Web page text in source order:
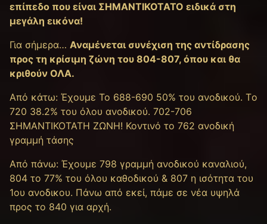
επίπεδο που είναι ΣΗΜΑΝΤΙΚΟΤΑΤΟ ειδικά στη
μεγάλη εικόνα!
Για σήμερα… Αναμένεται συνέχιση της αντίδρασης
προς τη κρίσιμη ζώνη του 804-807, όπου και θα
κριθούν ΟΛΑ.
Από κάτω: Έχουμε Το 688-690 50% του ανοδικού. Tο
720 38.2% του όλου ανοδικού. 702-706
ΣΗΜΑΝΤΙΚΟΤΑΤΗ ΖΩΝΗ! Κοντινό το 762 ανοδική
γραμμή τάσης
Από πάνω: Έχουμε 798 γραμμή ανοδικού καναλιού,
804 το 77% του όλου καθοδικού & 807 η ισότητα του
1ου ανοδικου. Πάνω από εκεί, πάμε σε νέα υψηλά
προς το 840 για αρχή.